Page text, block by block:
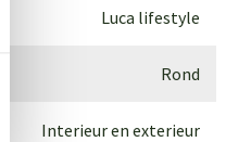
Luca lifestyle
Rond
Interieur en exterieur